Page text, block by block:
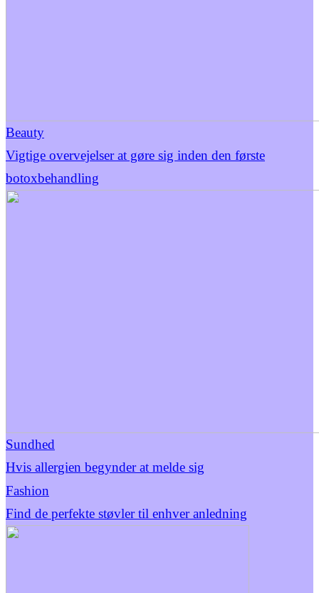
Beauty
Vigtige overvejelser at gøre sig inden den første
botoxbehandling
Sundhed
Hvis allergien begynder at melde sig
Fashion
Find de perfekte støvler til enhver anledning